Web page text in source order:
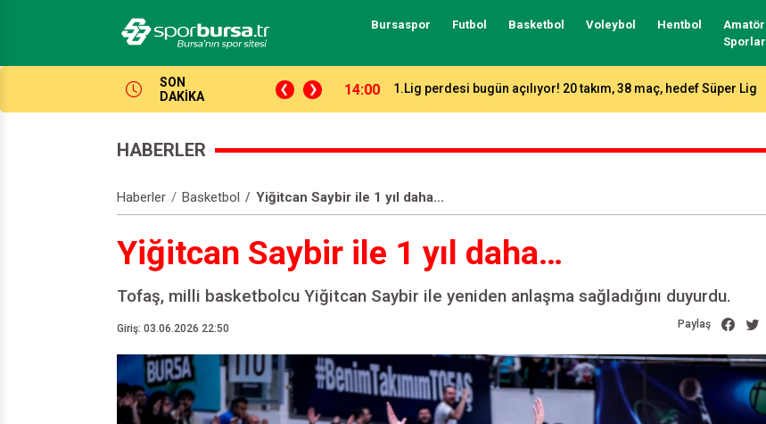
Bursaspor Futbol Basketbol Voleybol Hentbol
Amatör
Sporlar
SON
DAKİKA
21:05 Özer Matlı Bursaspor’a başarılar diledi
HABERLER
Haberler Basketbol Yiğitcan Saybir ile 1 yıl daha…
Yiğitcan Saybir ile 1 yıl daha…
Tofaş, milli basketbolcu Yiğitcan Saybir ile yeniden anlaşma sağladığını duyurdu.
Giriş: 03.06.2026 22:50 Paylaş